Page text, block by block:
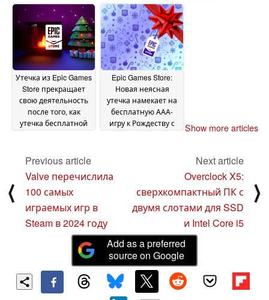
праздничном сезоне
27 December 2024
на киберпанковскую
тематику27 December
2024
Утечка из Epic Games
Store прекращает
свою деятельность
после того, как
утечка бесплатной
26 December 2024
Epic Games Store:
Новая неясная
утечка намекает на
бесплатную ААА-
игру к Рождеству с
Show more articles
⟨
Previous article
Valve перечислила
100 самых
играемых игр в
Steam в 2024 году
Next article
Overclock X5:
сверхкомпактный ПК с
двумя слотами для SSD
и Intel Core i5
⟩
Add as a preferred
source on Google